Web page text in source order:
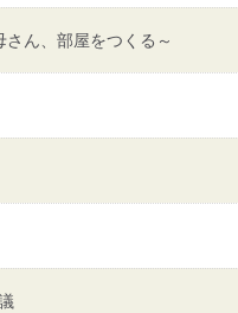
ん、部屋をつくる～